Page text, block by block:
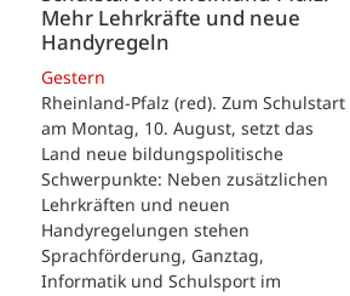
Mehr Lehrkräfte und neue
Handyregeln
Gestern
Rheinland-Pfalz (red). Zum Schulstart
am Montag, 10. August, setzt das
Land neue bildungspolitische
Schwerpunkte: Neben zusätzlichen
Lehrkräften und neuen
Handyregelungen stehen
Sprachförderung, Ganztag,
Informatik und Schulsport im